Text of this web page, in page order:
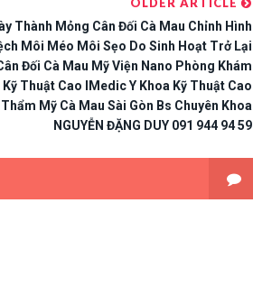
Thành Mỏng Cân Đối Cà Mau Chỉnh Hình
Môi Méo Môi Sẹo Do Sinh Hoạt Trở Lại
Đối Cà Mau Mỹ Viện Nano Phòng Khám
Kỹ Thuật Cao IMedic Y Khoa Kỹ Thuật Cao
Mỹ Cà Mau Sài Gòn Bs Chuyên Khoa
NGUYỄN ĐẶNG DUY 091 944 94 59